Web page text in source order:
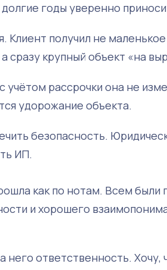
годы уверенно
получил не
сразу крупный объект «на
рассрочки она не
удорожание объекта.
безопасность.
ИП.
как по нотам. Всем были
и хорошего
него ответственность. Хочу,